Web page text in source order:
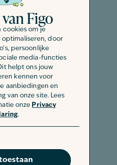
Figo
cookies om je
door
persoonlijke
media-functies
helpt ons jouw
kennen voor
aanbiedingen en
van onze site. Lees
onze Privacy
.
an den
dieser Pflanzen
daher unbedingt
diese stets
Ihrer
Liste an für
ist lang,
Auflistung an
möglich ist. Im